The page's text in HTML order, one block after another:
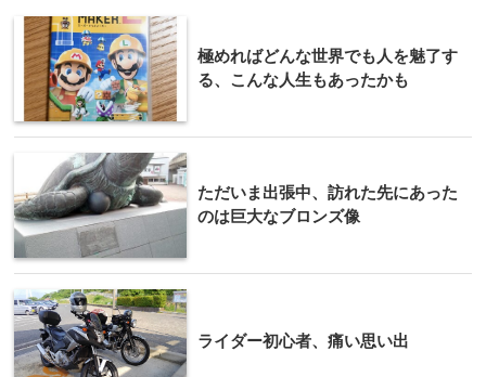
極めればどんな世界でも人を魅了す
る、こんな人生もあったかも
ただいま出張中、訪れた先にあった
のは巨大なブロンズ像
ライダー初心者、痛い思い出